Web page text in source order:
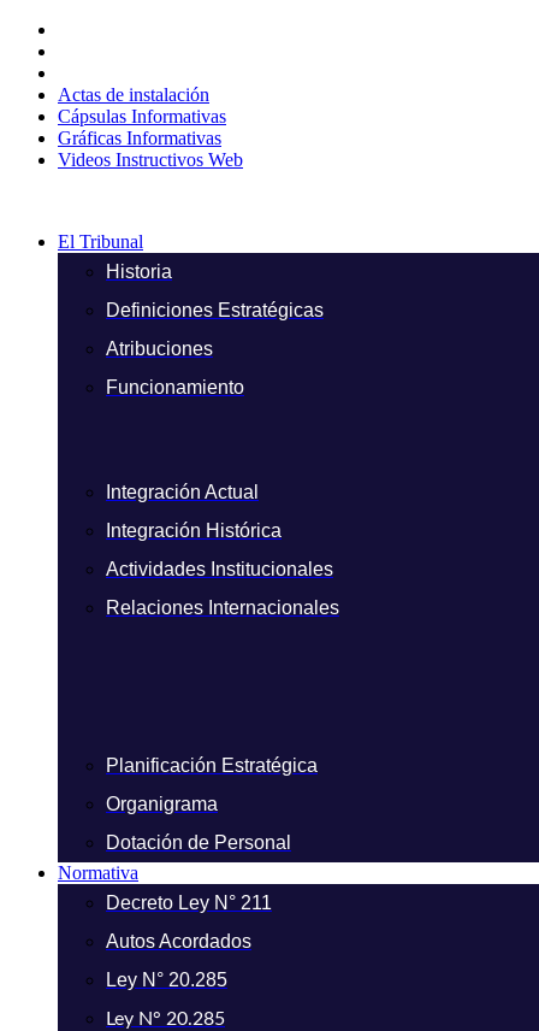
contenido
Actas de instalación
Cápsulas Informativas
Gráficas Informativas
Videos Instructivos Web
El Tribunal
Historia
Definiciones Estratégicas
Atribuciones
Funcionamiento
Integración Actual
Integración Histórica
Actividades Institucionales
Relaciones Internacionales
Planificación Estratégica
Organigrama
Dotación de Personal
Normativa
Decreto Ley N° 211
Autos Acordados
Ley N° 20.285
Ley N° 20.285